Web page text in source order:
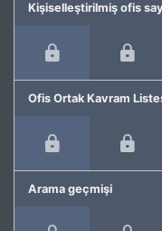
Kişiselleştirilmiş ofis
Ofis Ortak Kavram
Arama geçmişi